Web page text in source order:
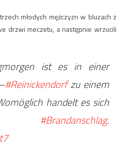
młodych mężczyzn w bluzach z
drzwi meczetu, a następnie wrzucili
ist es in einer
#Reinickendorfzu einem
handelt es sich
#Brandanschlag.